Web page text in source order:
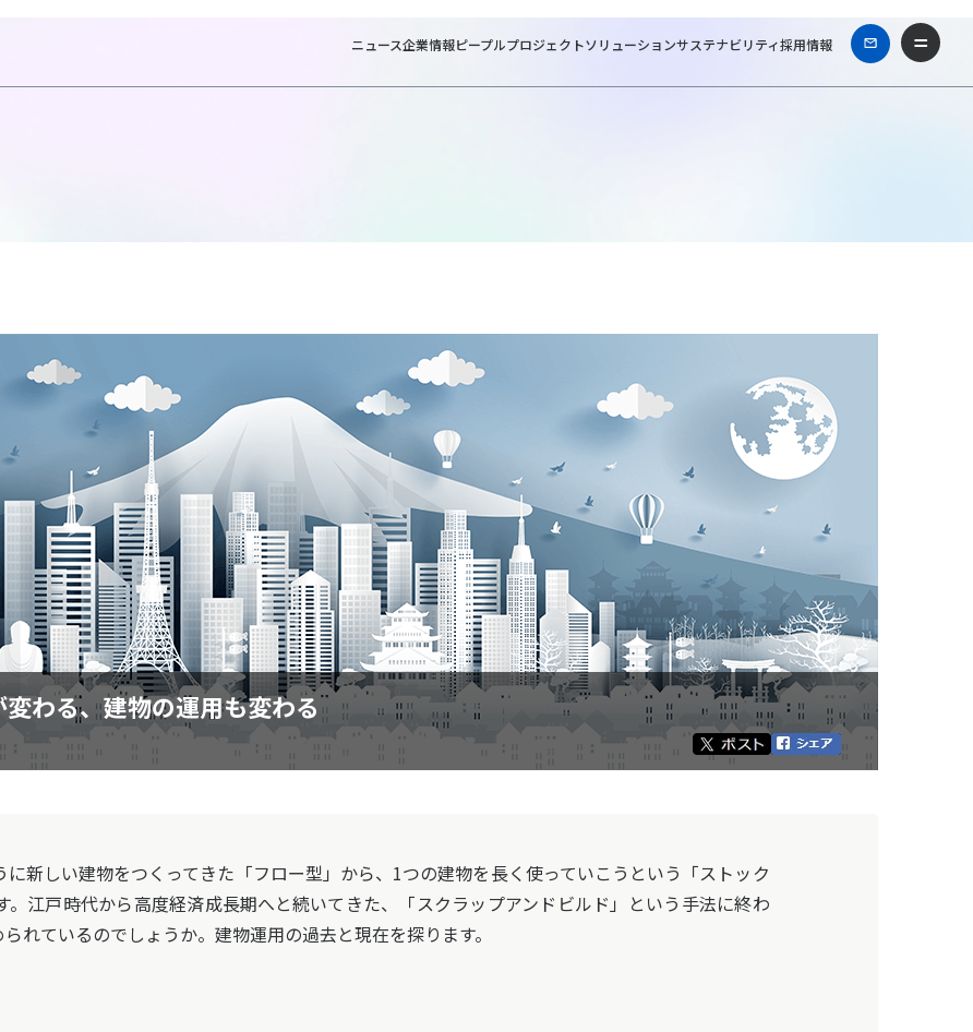
ニュース企業情報ピープルプロジェクトソリューションサステナビリティ採用情報
わる、建物の運用も変わる
新しい建物をつくってきた「フロー型」から、1つの建物を長く使っていこうという「ストック
江戸時代から高度経済成長期へと続いてきた、「スクラップアンドビルド」という手法に終わ
れているのでしょうか。建物運用の過去と現在を探ります。